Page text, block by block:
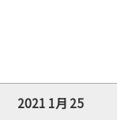
2021 1月 25